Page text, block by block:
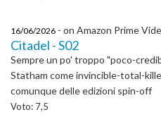
16/06/2026 - on Amazon Prime
Citadel - S02
Sempre un po' troppo "poco-
Statham come invincible-total-
comunque delle edizioni spin-off
Voto: 7,5